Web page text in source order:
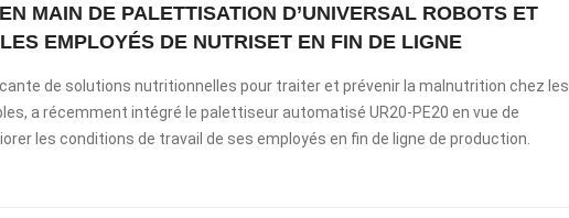
MAIN DE PALETTISATION D’UNIVERSAL ROBOTS ET
EMPLOYÉS DE NUTRISET EN FIN DE LIGNE
de solutions nutritionnelles pour traiter et prévenir la malnutrition chez les
a récemment intégré le palettiseur automatisé UR20-PE20 en vue de
les conditions de travail de ses employés en fin de ligne de production.